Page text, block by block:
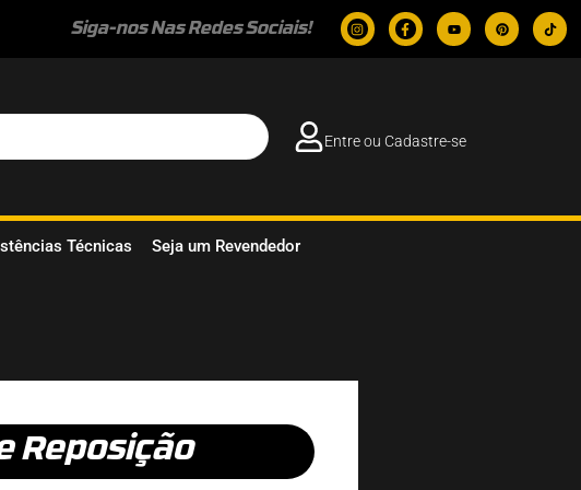
Siga-nos Nas Redes Sociais!
Entre ou Cadastre-se
Técnicas Seja um Revendedor
Reposição